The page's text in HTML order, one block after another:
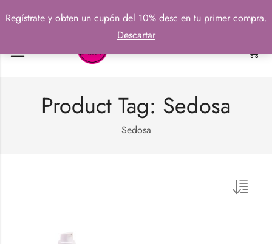
Product Tag: Sedosa
Sedosa
Regístrate y obten un cupón del 10% desc en tu primer compra.
Descartar